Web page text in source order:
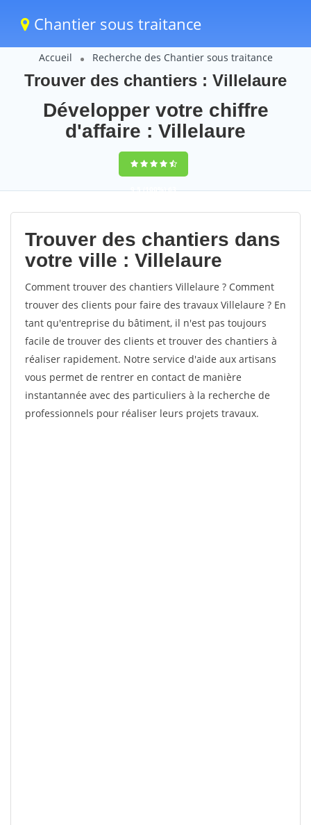
Chantier sous traitance
Accueil Recherche des Chantier sous traitance
Trouver des chantiers : Villelaure
Développer votre chiffre
d'affaire : Villelaure
9,5(100%)63
votes
Trouver des chantiers dans
votre ville : Villelaure
Comment trouver des chantiers Villelaure ? Comment
trouver des clients pour faire des travaux Villelaure ? En
tant qu'entreprise du bâtiment, il n'est pas toujours
facile de trouver des clients et trouver des chantiers à
réaliser rapidement. Notre service d'aide aux artisans
vous permet de rentrer en contact de manière
instantannée avec des particuliers à la recherche de
professionnels pour réaliser leurs projets travaux.